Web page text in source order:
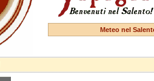
Meteo nel